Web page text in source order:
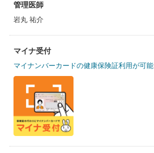
管理医師
岩丸 祐介
マイナ受付
マイナンバーカードの健康保険証利用が可能